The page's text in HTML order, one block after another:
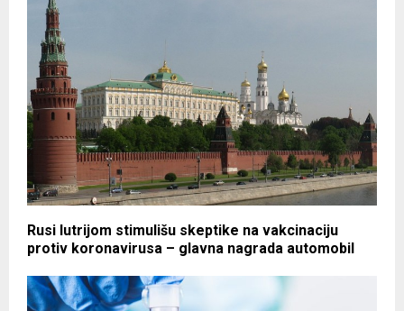
Rusi lutrijom stimulišu skeptike na vakcinaciju
protiv koronavirusa – glavna nagrada automobil